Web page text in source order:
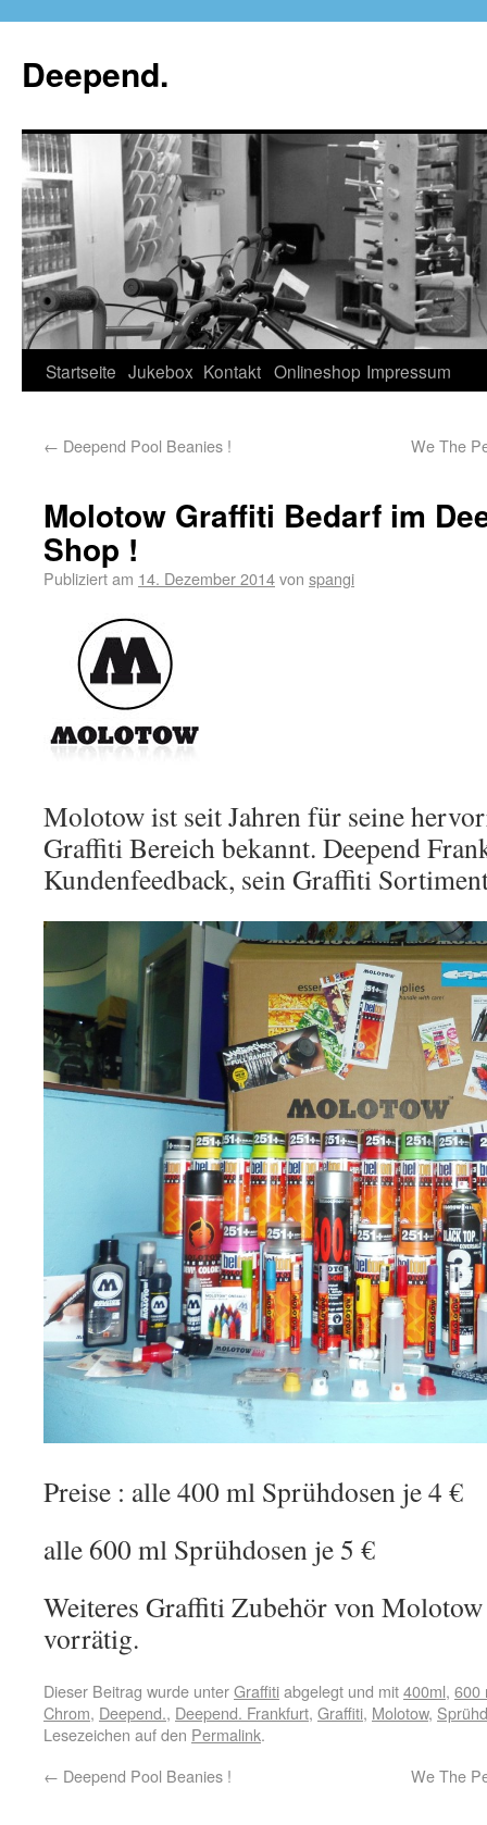
Deepend.
Startseite Jukebox Kontakt Onlineshop Impressum
← Deepend Pool Beanies ! We The
Molotow Graffiti Bedarf im
Shop !
Publiziert am 14. Dezember 2014von spangi
Molotow ist seit Jahren für seine
Graffiti Bereich bekannt. Deepend
Kundenfeedback, sein Graffiti
Preise : alle 400 ml Sprühdosen je 4 €
alle 600 ml Sprühdosen je 5 €
Weiteres Graffiti Zubehör von
vorrätig.
Dieser Beitrag wurde unterGraffitiabgelegt und mit400ml, 600
Chrom, Deepend., Deepend. Frankfurt, Graffiti, Molotow,
Lesezeichen auf den Permalink.
← Deepend Pool Beanies ! We The